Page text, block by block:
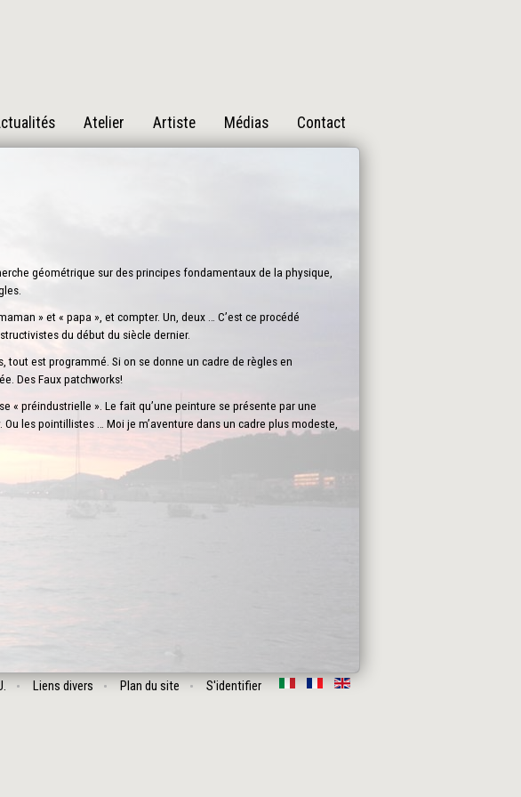
Atelier Artiste Médias Contact
géométrique sur des principes fondamentaux de la physique,
» et « papa », et compter. Un, deux … C’est ce procédé
du début du siècle dernier.
tout est programmé. Si on se donne un cadre de règles en
Des Faux patchworks!
« préindustrielle ». Le fait qu’une peinture se présente par une
les pointillistes … Moi je m’aventure dans un cadre plus modeste,
Liens divers Plan du site S'identifier